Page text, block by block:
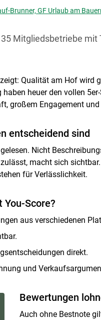
Brunner, GF Urlaub am
Mitgliedsbetriebe
Qualität am Hof wird
heuer den vollen
großem Engagement
entscheidend sind
Nicht
macht sich
für Verlässlichkeit.
You-Score?
aus verschiedenen
direkt.
und
Bewertungen
Auch ohne Bestnote